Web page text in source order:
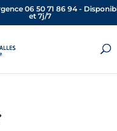
06 50 71 86 94 -
et 7j/7